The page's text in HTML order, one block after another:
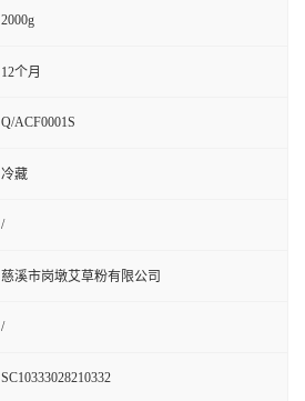
2000g
12个月
Q/ACF0001S
冷藏
/
慈溪市岗墩艾草粉有限公司
/
SC10333028210332